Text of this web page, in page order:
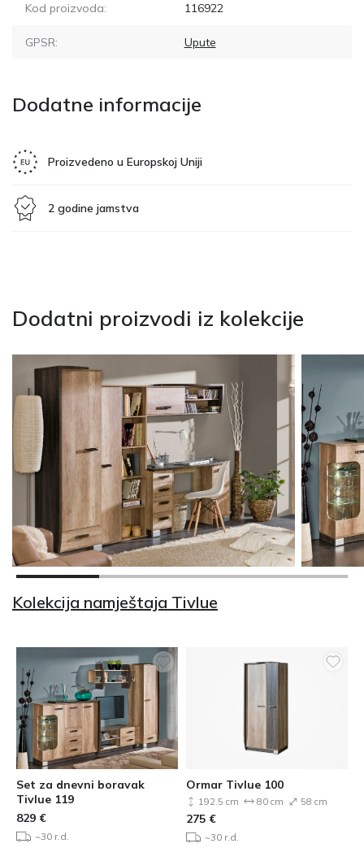
Kod proizvoda: 116922
GPSR: Upute
Dodatne informacije
Proizvedeno u Europskoj Uniji
2 godine jamstva
Dodatni proizvodi iz kolekcije
Kolekcija namještaja Tivlue
Set za dnevni boravak
Tivlue 119
829 €
~30 r.d.
Ormar Tivlue 100
192.5 cm 80 cm 58 cm
275 €
~30 r.d.